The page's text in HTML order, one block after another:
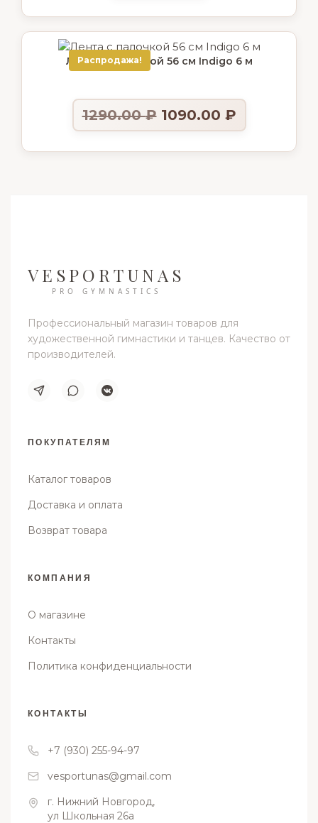
Распродажа!
Лента c палочкой 56 см Indigo 6 м
1290.00₽ 1090.00 ₽
VESPORTUNAS
PRO GYMNASTICS
Профессиональный магазин товаров для
художественной гимнастики и танцев. Качество от
производителей.
ПОКУПАТЕЛЯМ
Каталог товаров
Доставка и оплата
Возврат товара
КОМПАНИЯ
О магазине
Контакты
Политика конфиденциальности
КОНТАКТЫ
+7 (930) 255-94-97
vesportunas@gmail.com
г. Нижний Новгород,
ул Школьная 26а